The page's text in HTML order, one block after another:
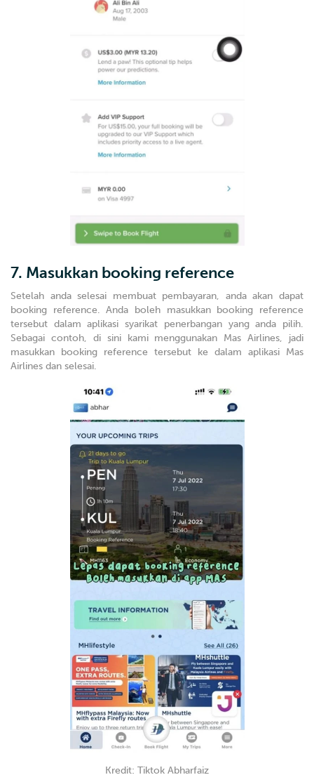
7. Masukkan booking reference
Setelah anda selesai membuat pembayaran, anda akan dapat
booking reference. Anda boleh masukkan booking reference
tersebut dalam aplikasi syarikat penerbangan yang anda pilih.
Sebagai contoh, di sini kami menggunakan Mas Airlines, jadi
masukkan booking reference tersebut ke dalam aplikasi Mas
Airlines dan selesai.
Kredit: Tiktok Abharfaiz